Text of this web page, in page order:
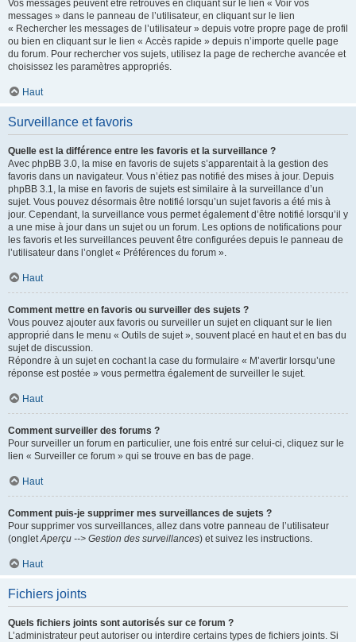
Vos messages peuvent être retrouvés en cliquant sur le lien « Voir vos
messages » dans le panneau de l’utilisateur, en cliquant sur le lien
« Rechercher les messages de l’utilisateur » depuis votre propre page de profil
ou bien en cliquant sur le lien « Accès rapide » depuis n’importe quelle page
du forum. Pour rechercher vos sujets, utilisez la page de recherche avancée et
choisissez les paramètres appropriés.
Haut
Surveillance et favoris
Quelle est la différence entre les favoris et la surveillance ?
Avec phpBB 3.0, la mise en favoris de sujets s’apparentait à la gestion des
favoris dans un navigateur. Vous n’étiez pas notifié des mises à jour. Depuis
phpBB 3.1, la mise en favoris de sujets est similaire à la surveillance d’un
sujet. Vous pouvez désormais être notifié lorsqu’un sujet favoris a été mis à
jour. Cependant, la surveillance vous permet également d’être notifié lorsqu’il y
a une mise à jour dans un sujet ou un forum. Les options de notifications pour
les favoris et les surveillances peuvent être configurées depuis le panneau de
l’utilisateur dans l’onglet « Préférences du forum ».
Haut
Comment mettre en favoris ou surveiller des sujets ?
Vous pouvez ajouter aux favoris ou surveiller un sujet en cliquant sur le lien
approprié dans le menu « Outils de sujet », souvent placé en haut et en bas du
sujet de discussion.
Répondre à un sujet en cochant la case du formulaire « M’avertir lorsqu’une
réponse est postée » vous permettra également de surveiller le sujet.
Haut
Comment surveiller des forums ?
Pour surveiller un forum en particulier, une fois entré sur celui-ci, cliquez sur le
lien « Surveiller ce forum » qui se trouve en bas de page.
Haut
Comment puis-je supprimer mes surveillances de sujets ?
Pour supprimer vos surveillances, allez dans votre panneau de l’utilisateur
(ongletAperçu --> Gestion des surveillances) et suivez les instructions.
Haut
Fichiers joints
Quels fichiers joints sont autorisés sur ce forum ?
L’administrateur peut autoriser ou interdire certains types de fichiers joints. Si